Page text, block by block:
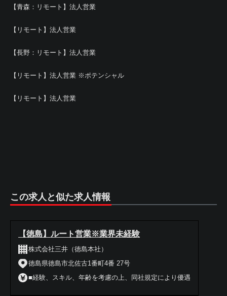
【青森：リモート】法人営業
【リモート】法人営業
【長野：リモート】法人営業
【リモート】法人営業 ※ポテンシャル
【リモート】法人営業
この求人と似た求人情報
【徳島】ルート営業※業界未経験
株式会社三井（徳島本社）
徳島県徳島市北佐古1番町4番 27号
■経験、スキル、年齢を考慮の上、同社規定により優遇